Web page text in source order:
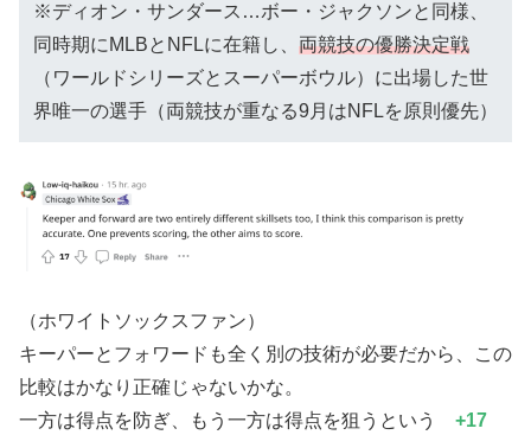
※ディオン・サンダース…ボー・ジャクソンと同様、
同時期にMLBとNFLに在籍し、 両競技の優勝決定戦
（ワールドシリーズとスーパーボウル）に出場した世
界唯一の選手（両競技が重なる9月はNFLを原則優先）
（ホワイトソックスファン）
キーパーとフォワードも全く別の技術が必要だから、この
比較はかなり正確じゃないかな。
一方は得点を防ぎ、もう一方は得点を狙うという +17